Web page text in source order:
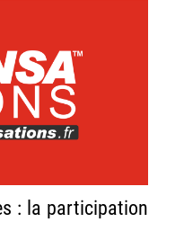
: la participation